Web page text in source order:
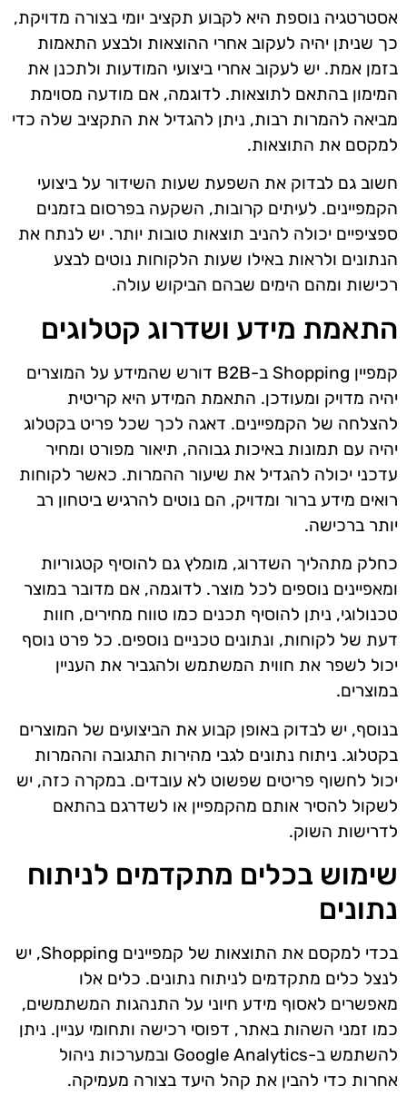
אסטרטגיה נוספת היא לקבוע תקציב יומי בצורה מדויקת,
כך שניתן יהיה לעקוב אחרי ההוצאות ולבצע התאמות
בזמן אמת. יש לעקוב אחרי ביצועי המודעות ולתכנן את
המימון בהתאם לתוצאות. לדוגמה, אם מודעה מסוימת
מביאה להמרות רבות, ניתן להגדיל את התקציב שלה כדי
למקסם את התוצאות.
חשוב גם לבדוק את השפעת שעות השידור על ביצועי
הקמפיינים. לעיתים קרובות, השקעה בפרסום בזמנים
ספציפיים יכולה להניב תוצאות טובות יותר. יש לנתח את
הנתונים ולראות באילו שעות הלקוחות נוטים לבצע
רכישות ומהם הימים שבהם הביקוש עולה.
התאמת מידע ושדרוג קטלוגים
קמפיין Shopping ב-B2B דורש שהמידע על המוצרים
יהיה מדויק ומעודכן. התאמת המידע היא קריטית
להצלחה של הקמפיינים. דאגה לכך שכל פריט בקטלוג
יהיה עם תמונות באיכות גבוהה, תיאור מפורט ומחיר
עדכני יכולה להגדיל את שיעור ההמרות. כאשר לקוחות
רואים מידע ברור ומדויק, הם נוטים להרגיש ביטחון רב
יותר ברכישה.
כחלק מתהליך השדרוג, מומלץ גם להוסיף קטגוריות
ומאפיינים נוספים לכל מוצר. לדוגמה, אם מדובר במוצר
טכנולוגי, ניתן להוסיף תכנים כמו טווח מחירים, חוות
דעת של לקוחות, ונתונים טכניים נוספים. כל פרט נוסף
יכול לשפר את חווית המשתמש ולהגביר את העניין
במוצרים.
בנוסף, יש לבדוק באופן קבוע את הביצועים של המוצרים
בקטלוג. ניתוח נתונים לגבי מהירות התגובה וההמרות
יכול לחשוף פריטים שפשוט לא עובדים. במקרה כזה, יש
לשקול להסיר אותם מהקמפיין או לשדרגם בהתאם
לדרישות השוק.
שימוש בכלים מתקדמים לניתוח
נתונים
בכדי למקסם את התוצאות של קמפיינים Shopping, יש
לנצל כלים מתקדמים לניתוח נתונים. כלים אלו
מאפשרים לאסוף מידע חיוני על התנהגות המשתמשים,
כמו זמני השהות באתר, דפוסי רכישה ותחומי עניין. ניתן
להשתמש ב-Google Analytics ובמערכות ניהול
אחרות כדי להבין את קהל היעד בצורה מעמיקה.